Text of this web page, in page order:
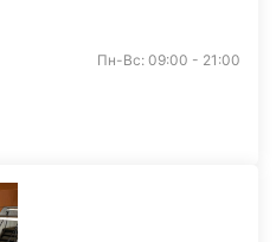
Пн-Вс: 09:00 - 21:00